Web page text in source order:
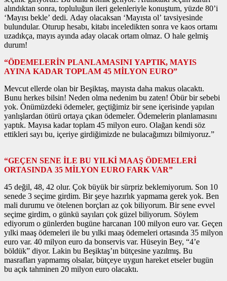
alındıktan sonra, topluluğun ileri gelenleriyle konuştum, yüzde 80’i
‘Mayısı bekle’ dedi. Aday olacaksan ‘Mayısta ol’ tavsiyesinde
bulundular. Oturup hesabı, kitabı inceledikten sonra ve kaos ortamı
uzadıkça, mayıs ayında aday olacak ortam olmaz. O hale gelmiş
durum!
“ÖDEMELERİN PLANLAMASINI YAPTIK, MAYIS
AYINA KADAR TOPLAM 45 MİLYON EURO”
Mevcut ellerde olan bir Beşiktaş, mayısta daha makus olacaktı.
Bunu herkes bilsin! Neden olma nedenim bu zaten! Öbür bir sebebi
yok. Önümüzdeki ödemeler, geçtiğimiz bir sene içerisinde yapılan
yanlışlardan ötürü ortaya çıkan ödemeler. Ödemelerin planlamasını
yaptık. Mayısa kadar toplam 45 milyon euro. Olağan kendi söz
ettikleri sayı bu, içeriye girdiğimizde ne bulacağımızı bilmiyoruz.”
“GEÇEN SENE İLE BU YILKİ MAAŞ ÖDEMELERİ
ORTASINDA 35 MİLYON EURO FARK VAR”
45 değil, 48, 42 olur. Çok büyük bir sürpriz beklemiyorum. Son 10
senede 3 seçime girdim. Bir şeye hazırlık yapmama gerek yok. Ben
mali durumu ve ötelenen borçları az çok biliyorum. Bir sene evvel
seçime girdim, o günkü sayıları çok güzel biliyorum. Söylem
ediyorum o günlerden bugüne harcanan 100 milyon euro var. Geçen
yılki maaş ödemeleri ile bu yılki maaş ödemeleri ortasında 35 milyon
euro var. 40 milyon euro da bonservis var. Hüseyin Bey, “4’e
böldük” diyor. Lakin bu Beşiktaş’ın bütçesine yazılmış. Bu
masrafları yapmamış olsalar, bütçeye uygun hareket etseler bugün
bu açık tahminen 20 milyon euro olacaktı.